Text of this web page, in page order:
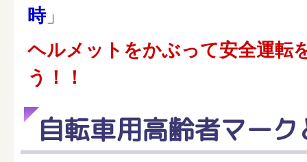
時」
ヘルメットをかぶって安全運転
う！！
自転車用高齢者マーク